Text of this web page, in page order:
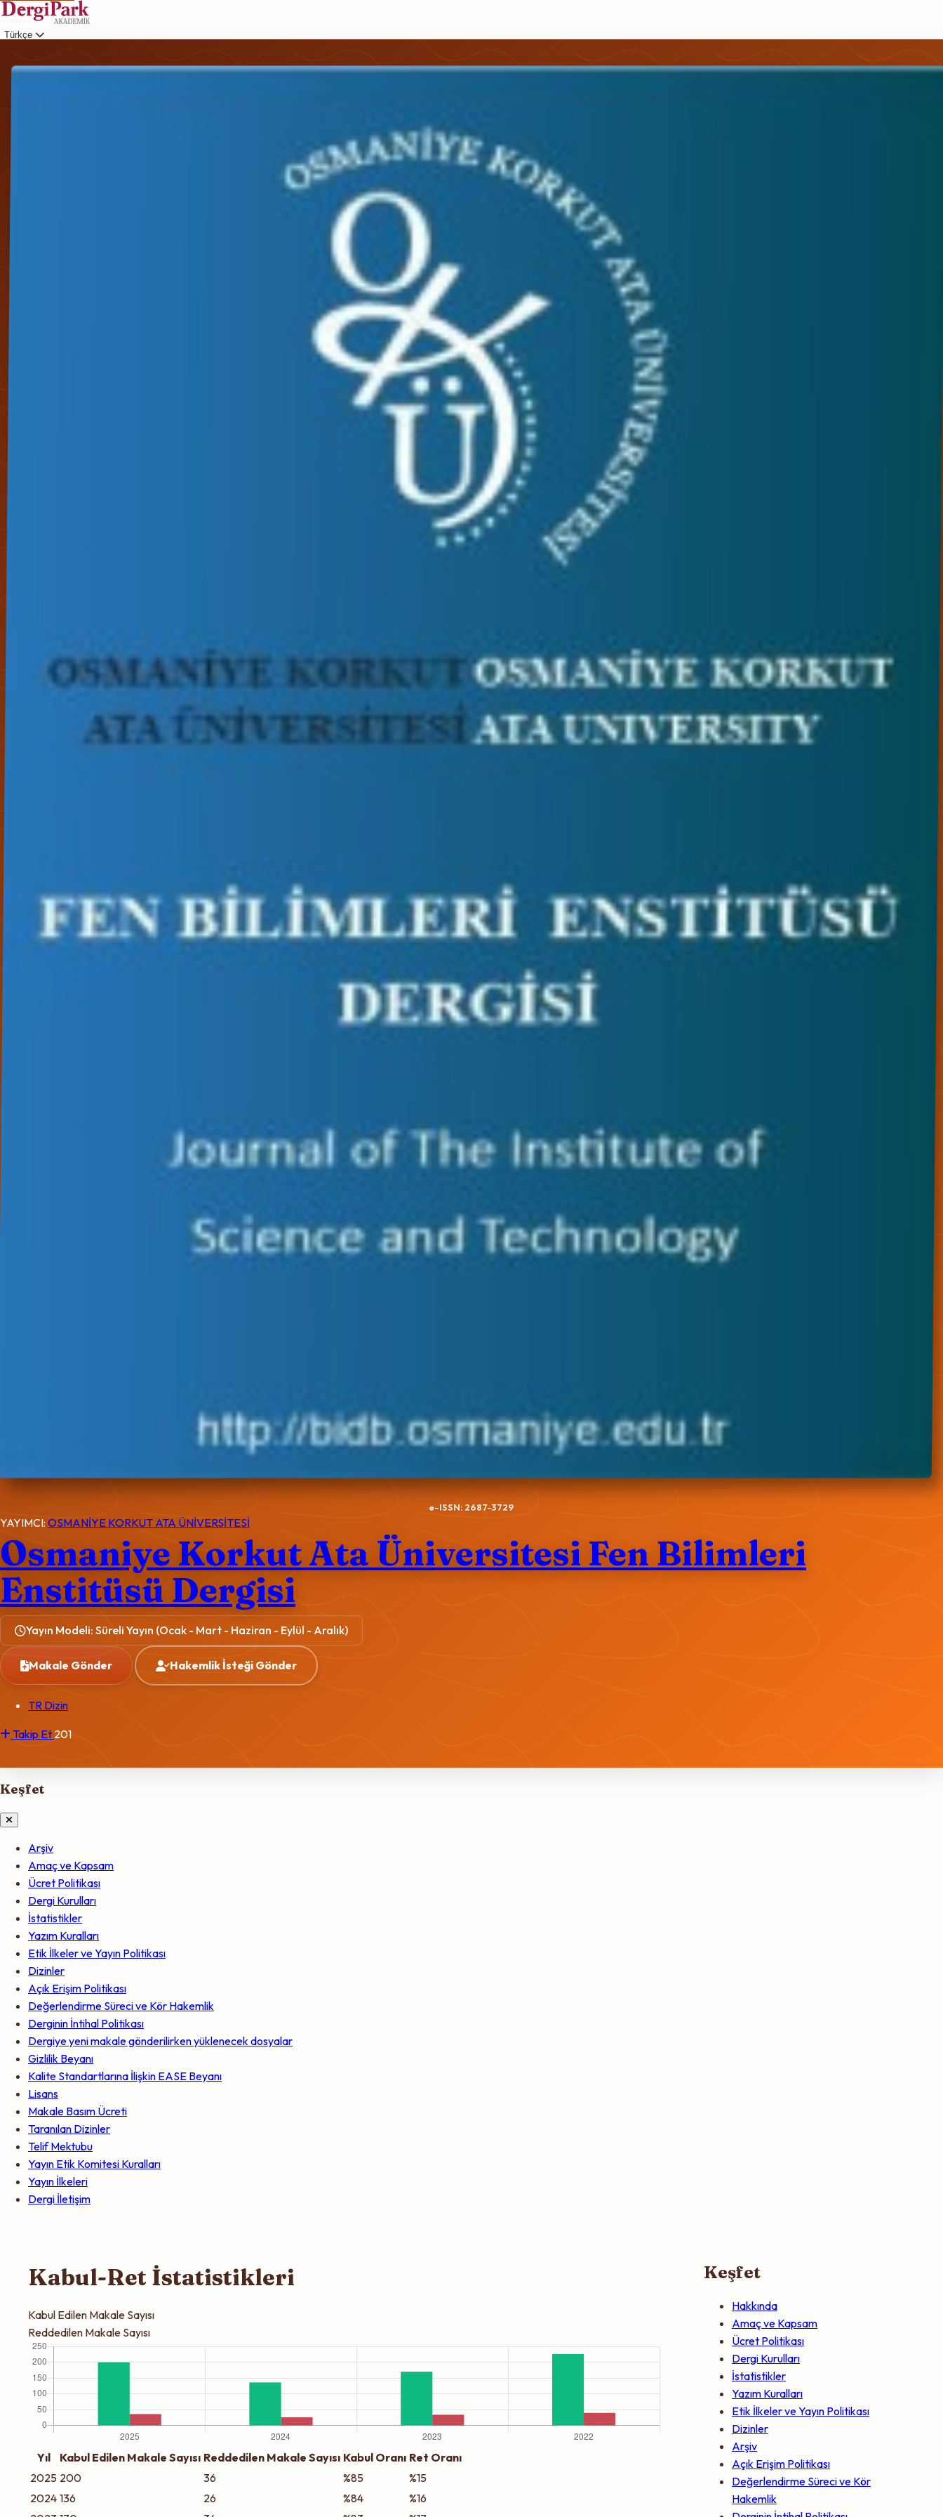
Türkçe
e-ISSN: 2687-3729
YAYIMCI: OSMANİYE KORKUT ATA ÜNİVERSİTESİ
Osmaniye Korkut Ata Üniversitesi Fen Bilimleri
Enstitüsü Dergisi
Yayın Modeli: Süreli Yayın (Ocak - Mart - Haziran - Eylül - Aralık)
Makale Gönder Hakemlik İsteği Gönder
TR Dizin
Takip Et 201
Keşfet
Arşiv
Amaç ve Kapsam
Ücret Politikası
Dergi Kurulları
İstatistikler
Yazım Kuralları
Etik İlkeler ve Yayın Politikası
Dizinler
Açık Erişim Politikası
Değerlendirme Süreci ve Kör Hakemlik
Derginin İntihal Politikası
Dergiye yeni makale gönderilirken yüklenecek dosyalar
Gizlilik Beyanı
Kalite Standartlarına İlişkin EASE Beyanı
Lisans
Makale Basım Ücreti
Taranılan Dizinler
Telif Mektubu
Yayın Etik Komitesi Kuralları
Yayın İlkeleri
Dergi İletişim
Kabul-Ret İstatistikleri
Kabul Edilen Makale Sayısı
Reddedilen Makale Sayısı
Yıl Kabul Edilen Makale Sayısı Reddedilen Makale Sayısı Kabul Oranı Ret Oranı
2025 200 36 %85
%15
2024 136 26 %84
%16
Keşfet
Hakkında
Amaç ve Kapsam
Ücret Politikası
Dergi Kurulları
İstatistikler
Yazım Kuralları
Etik İlkeler ve Yayın Politikası
Dizinler
Arşiv
Açık Erişim Politikası
Değerlendirme Süreci ve Kör
Hakemlik